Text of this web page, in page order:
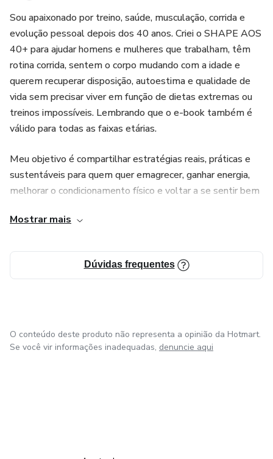
Sou apaixonado por treino, saúde, musculação, corrida e
evolução pessoal depois dos 40 anos. Criei o SHAPE AOS
40+ para ajudar homens e mulheres que trabalham, têm
rotina corrida, sentem o corpo mudando com a idade e
querem recuperar disposição, autoestima e qualidade de
vida sem precisar viver em função de dietas extremas ou
treinos impossíveis. Lembrando que o e-book também é
válido para todas as faixas etárias.
Meu objetivo é compartilhar estratégias reais, práticas e
sustentáveis para quem quer emagrecer, ganhar energia,
melhorar o condicionamento físico e voltar a se sentir bem
fórmulas fake de internet e sem extremismos.
Acredito que consistência, recuperação, alimentação
equilibrada e treino inteligente podem transformar
Mostrar mais
Dúvidas frequentes
O conteúdo deste produto não representa a opinião da Hotmart.
Se você vir informações inadequadas, denuncie aqui